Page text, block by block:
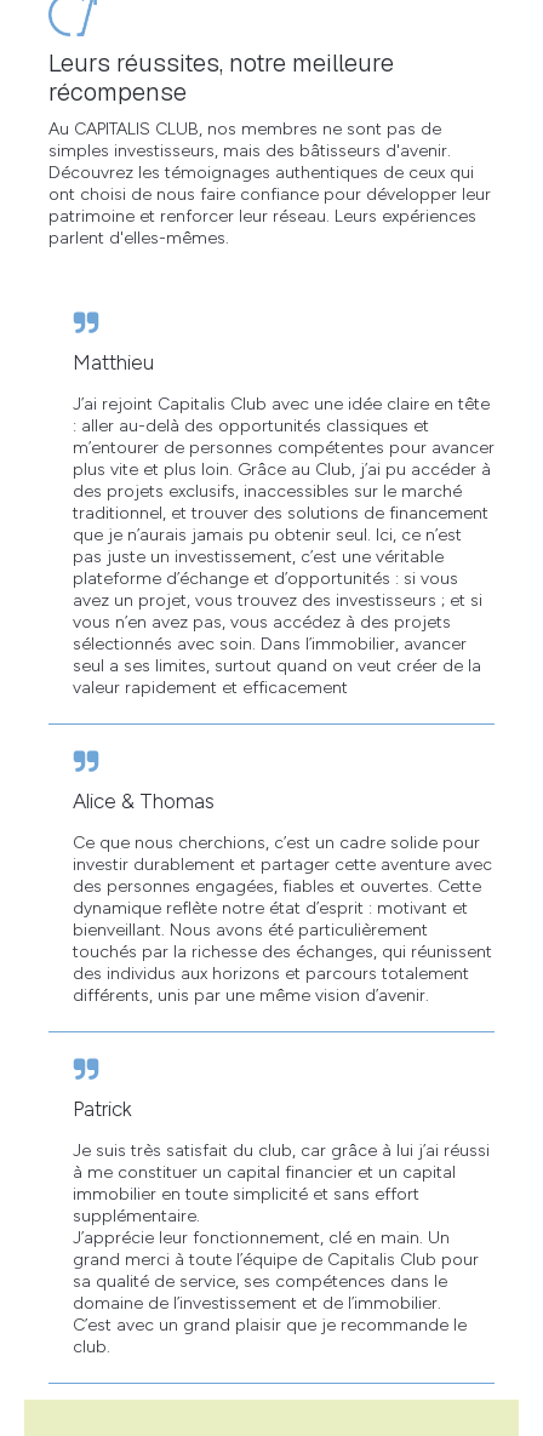
Leurs réussites, notre meilleure
récompense
Au CAPITALIS CLUB, nos membres ne sont pas de
simples investisseurs, mais des bâtisseurs d'avenir.
Découvrez les témoignages authentiques de ceux qui
ont choisi de nous faire confiance pour développer leur
patrimoine et renforcer leur réseau. Leurs expériences
parlent d'elles-mêmes.
Matthieu
J’ai rejoint Capitalis Club avec une idée claire en tête
: aller au-delà des opportunités classiques et
m’entourer de personnes compétentes pour avancer
plus vite et plus loin. Grâce au Club, j’ai pu accéder à
des projets exclusifs, inaccessibles sur le marché
traditionnel, et trouver des solutions de financement
que je n’aurais jamais pu obtenir seul. Ici, ce n’est
pas juste un investissement, c’est une véritable
plateforme d’échange et d’opportunités : si vous
avez un projet, vous trouvez des investisseurs ; et si
vous n’en avez pas, vous accédez à des projets
sélectionnés avec soin. Dans l’immobilier, avancer
seul a ses limites, surtout quand on veut créer de la
valeur rapidement et efficacement
Alice & Thomas
Ce que nous cherchions, c’est un cadre solide pour
investir durablement et partager cette aventure avec
des personnes engagées, fiables et ouvertes. Cette
dynamique reflète notre état d’esprit : motivant et
bienveillant. Nous avons été particulièrement
touchés par la richesse des échanges, qui réunissent
des individus aux horizons et parcours totalement
différents, unis par une même vision d’avenir.
Patrick
Je suis très satisfait du club, car grâce à lui j’ai réussi
à me constituer un capital financier et un capital
immobilier en toute simplicité et sans effort
supplémentaire.
J’apprécie leur fonctionnement, clé en main. Un
grand merci à toute l’équipe de Capitalis Club pour
sa qualité de service, ses compétences dans le
domaine de l’investissement et de l’immobilier.
C’est avec un grand plaisir que je recommande le
club.